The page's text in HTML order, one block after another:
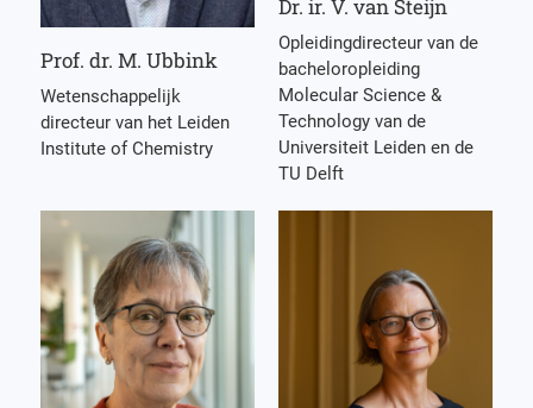
Prof. dr. M. Ubbink
Wetenschappelijk
directeur van het Leiden
Institute of Chemistry
Dr. ir. V. van Steijn
Opleidingdirecteur van de
bacheloropleiding
Molecular Science &
Technology van de
Universiteit Leiden en de
TU Delft